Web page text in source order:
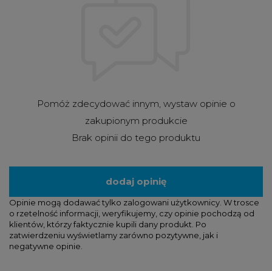
Pomóż zdecydować innym, wystaw opinie o
zakupionym produkcie
Brak opinii do tego produktu
dodaj opinię
Opinie mogą dodawać tylko zalogowani użytkownicy. W trosce
o rzetelność informacji, weryfikujemy, czy opinie pochodzą od
klientów, którzy faktycznie kupili dany produkt. Po
zatwierdzeniu wyświetlamy zarówno pozytywne, jak i
negatywne opinie.